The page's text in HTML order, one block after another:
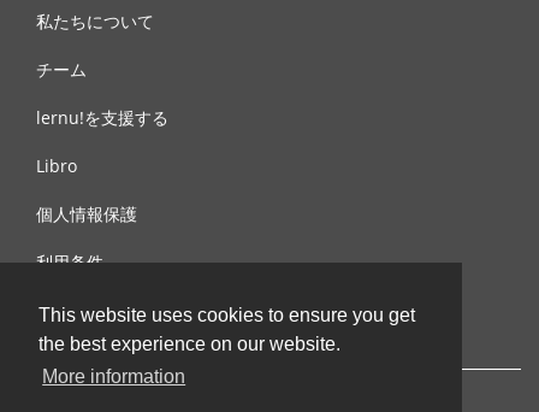
This website uses cookies to ensure you get
the best experience on our website.
More information
私たちについて
チーム
lernu!を支援する
Libro
個人情報保護
利用条件
お問合せ